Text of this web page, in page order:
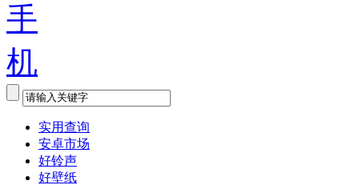
实用查询
安卓市场
好铃声
好壁纸